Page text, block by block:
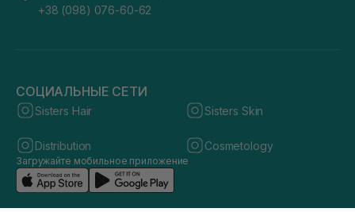
+38 (098) 076-60-62
СОЦИАЛЬНЫЕ СЕТИ
Sisters Hair Sisters Skin
Distribution Cosmetology
Загружайте мобильное приложение